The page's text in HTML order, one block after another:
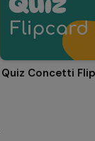
Quiz Concetti